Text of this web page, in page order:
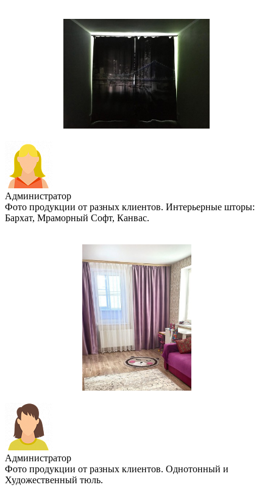
Администратор
Фото продукции от разных клиентов. Интерьерные шторы:
Бархат, Мраморный Софт, Канвас.
Администратор
Фото продукции от разных клиентов. Однотонный и
Художественный тюль.